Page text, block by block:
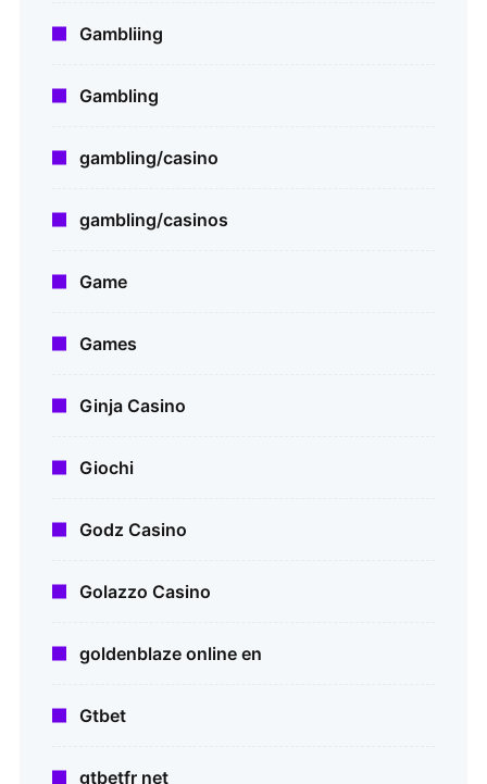
Gambliing
Gambling
gambling/casino
gambling/casinos
Game
Games
Ginja Casino
Giochi
Godz Casino
Golazzo Casino
goldenblaze online en
Gtbet
gtbetfr net